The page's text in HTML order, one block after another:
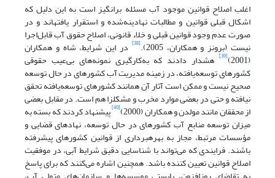
اغلب اصلاح قوانین موجود آب مسئله برانگیز است به این دلیل که
اشکال قبلی قوانین و مطالبات نهادینه‌شده‌ و استقرار یافته‏اند و در
صورت عدم وجود قوانین قبلی و خلاء قانونی، اصلاح حقوق آب قابل‌اجرا
نیست (برونز و همکاران، 2005). [38] در این شرایط، شاه و همکاران
(2001)
[39] هشدار دادند که به‌کارگیری نمونه‌های بی‌عیب حقوقی
کشورهای توسعه‌یافته، در زمینه مدیریت آب کشورهای در حال توسعه
صحیح نیست و ممکن است آثار آن همانند کشورهای توسعه‌یافته تحقق
نیافته و حتی در بعضی موارد مخرب و مشکل‏زا هم است. در مقابل بعضی
از محققان مانند مولدن و همکاران (2000) [40] پیشنهاد کردند که بسته به
میزان توسعه منابع آب کشورهای در حال توسعه، نهادهای قضایی و
مؤسسات مرتبط، مجاز به بهره‏برداری از قوانین کشورهای پیشرفته
باشند. فرایندی که می‌تواند با ‌شناسایی دقیق شرایط آبی، در موفقیت
اصلاح قوانین تعیین کننده باشد. همچنین اشاره می‌کنند که برای پاسخ